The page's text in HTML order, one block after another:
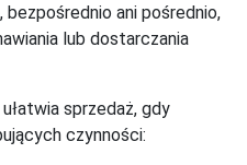
ani pośrednio,
lub dostarczania
sprzedaż, gdy
czynności: